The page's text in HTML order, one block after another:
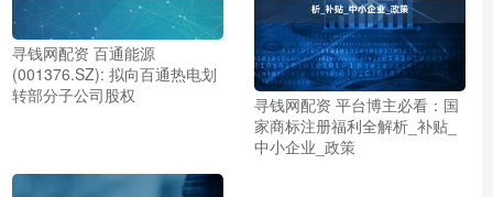
寻钱网配资 百通能源
(001376.SZ): 拟向百通热电划
转部分子公司股权
寻钱网配资 平台博主必看：国
家商标注册福利全解析_补贴_
中小企业_政策